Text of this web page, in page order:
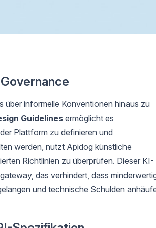
über informelle Konventionen hinaus zu
Guidelines ermöglicht es
Plattform zu definieren und
werden, nutzt Apidog künstliche
Richtlinien zu überprüfen. Dieser KI-
das verhindert, dass
und technische Schulden